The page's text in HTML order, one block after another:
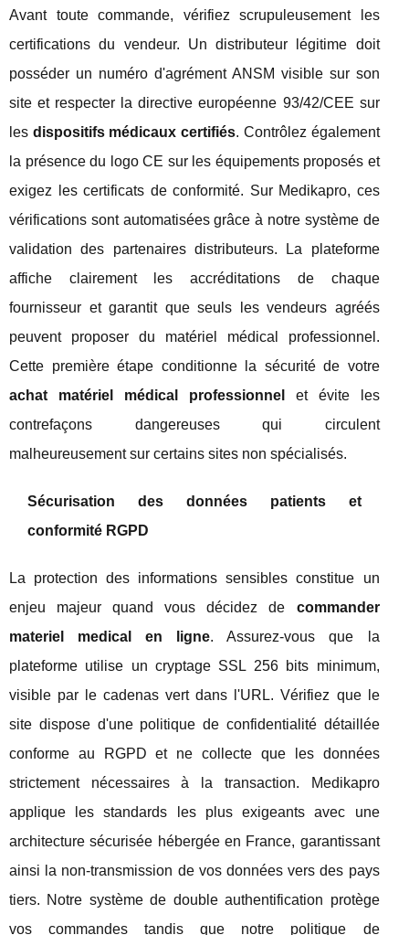
Avant toute commande, vérifiez scrupuleusement les
certifications du vendeur. Un distributeur légitime doit
posséder un numéro d'agrément ANSM visible sur son
site et respecter la directive européenne 93/42/CEE sur
les dispositifs médicaux certifiés. Contrôlez également
la présence du logo CE sur les équipements proposés et
exigez les certificats de conformité. Sur Medikapro, ces
vérifications sont automatisées grâce à notre système de
validation des partenaires distributeurs. La plateforme
affiche clairement les accréditations de chaque
fournisseur et garantit que seuls les vendeurs agréés
peuvent proposer du matériel médical professionnel.
Cette première étape conditionne la sécurité de votre
achat matériel médical professionnel
et évite les
contrefaçons dangereuses qui circulent
malheureusement sur certains sites non spécialisés.
Sécurisation des données patients et
conformité RGPD
La protection des informations sensibles constitue un
enjeu majeur quand vous décidez de commander
materiel medical en ligne. Assurez-vous que la
plateforme utilise un cryptage SSL 256 bits minimum,
visible par le cadenas vert dans l'URL. Vérifiez que le
site dispose d'une politique de confidentialité détaillée
conforme au RGPD et ne collecte que les données
strictement nécessaires à la transaction. Medikapro
applique les standards les plus exigeants avec une
architecture sécurisée hébergée en France, garantissant
ainsi la non-transmission de vos données vers des pays
tiers. Notre système de double authentification protège
vos commandes tandis que notre politique de